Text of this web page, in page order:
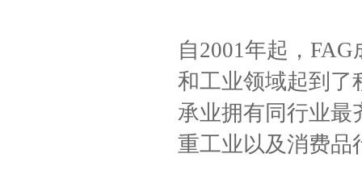
自2001年起，
和工业领域起到了
承业拥有同行业最
重工业以及消费品